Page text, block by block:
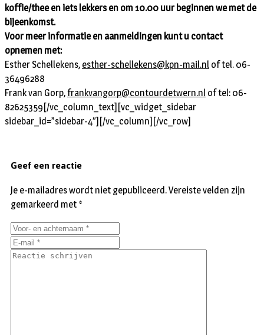
koffie/thee en iets lekkers en om 10.00 uur beginnen we met de
bijeenkomst.
Voor meer informatie en aanmeldingen kunt u contact
opnemen met:
Esther Schellekens, esther-schellekens@kpn-mail.nl of tel. 06-
36496288
Frank van Gorp,frankvangorp@contourdetwern.nl of tel: 06-
82625359 [/vc_column_text][vc_widget_sidebar
sidebar_id=”sidebar-4″][/vc_column][/vc_row]
Geef een reactie
Je e-mailadres wordt niet gepubliceerd.Vereiste velden zijn
gemarkeerd met *